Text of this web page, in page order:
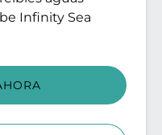
Infinity Sea